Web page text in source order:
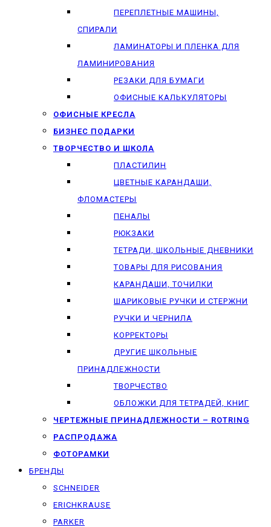
ПЕРЕПЛЕТНЫЕ МАШИНЫ,
СПИРАЛИ
ЛАМИНАТОРЫ И ПЛЕНКА ДЛЯ
ЛАМИНИРОВАНИЯ
РЕЗАКИ ДЛЯ БУМАГИ
ОФИСНЫЕ КАЛЬКУЛЯТОРЫ
ОФИСНЫЕ КРЕСЛА
БИЗНЕС ПОДАРКИ
ТВОРЧЕСТВО И ШКОЛА
ПЛАСТИЛИН
ЦВЕТНЫЕ КАРАНДАШИ,
ФЛОМАСТЕРЫ
ПЕНАЛЫ
РЮКЗАКИ
ТЕТРАДИ, ШКОЛЬНЫЕ ДНЕВНИКИ
ТОВАРЫ ДЛЯ РИСОВАНИЯ
КАРАНДАШИ, ТОЧИЛКИ
ШАРИКОВЫЕ РУЧКИ И СТЕРЖНИ
РУЧКИ И ЧЕРНИЛА
КОРРЕКТОРЫ
ДРУГИЕ ШКОЛЬНЫЕ
ПРИНАДЛЕЖНОСТИ
ТВОРЧЕСТВО
ОБЛОЖКИ ДЛЯ ТЕТРАДЕЙ, КНИГ
ЧЕРТЕЖНЫЕ ПРИНАДЛЕЖНОСТИ – ROTRING
РАСПРОДАЖА
ФОТОРАМКИ
БРЕНДЫ
SCHNEIDER
ERICHKRAUSE
PARKER